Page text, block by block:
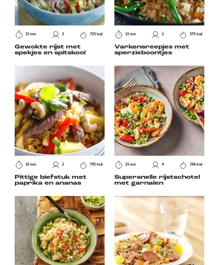
15 min 2 725 kcal
Gewokte rijst met
spekjes en spitskool
15 min 2 575 kcal
Varkensreepjes met
sperzieboontjes
10 min 2 795 kcal
Pittige biefstuk met
paprika en ananas
15 min 4 394 kcal
Supersnelle rijstschotel
met garnalen